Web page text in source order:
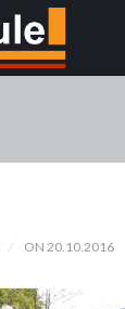
ON 20.10.2016